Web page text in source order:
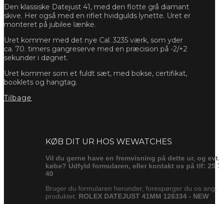
Den klassiske Datejust 41, med den flotte grå diamant
skive. Her også med en riflet hvidgulds lynette. Uret er
monteret på jubilee lænke.
Uret kommer med det nye Cal. 3235 værk, som yder
ca. 70. timers gangreserve med en præcision på -2/+2
sekunder i døgnet.
Uret kommer som et fuldt sæt, med bokse, certifikat,
booklets og hangtag.
Tilbage
KØB DIT UR HOS WEWATCHES
Vil du gerne have en fremvisning på dette ur, og
købe? Udfyld formularen, eller kontakt os på tlf: 25
40
Bruger du formularen herunder, forespørger du os ang.
produktet: ROLEX DATEJUST 41MM 126334 - NEW